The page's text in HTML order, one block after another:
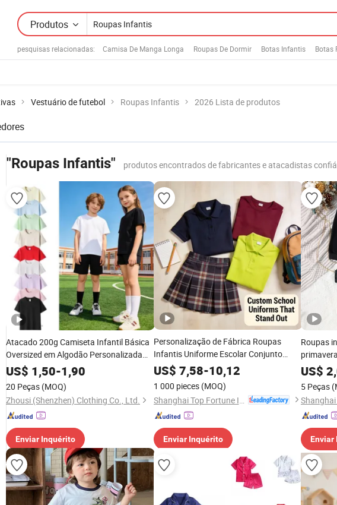
Produtos
pesquisas relacionadas: Camisa De Manga Longa Roupas De Dormir Botas Infantis Botas
Vestuário de futebol Roupas Infantis 2026 Lista de produtos
"Roupas Infantis" produtos encontrados de fabricantes e atacadistas
Atacado 200g Camiseta Infantil Básica
Oversized em Algodão Personalizada
com Impressão e Bordado Suporte OEM
ODM para Roupas Infantis Vestuário
Infantil Camiseta Baju Anak Anak
US$ 1,50-1,90
20 Peças (MOQ)
Zhousi (Shenzhen) Clothing Co., Ltd.
Enviar Inquérito
Personalização de Fábrica Roupas
Infantis Uniforme Escolar Conjunto
Esportivo Ensino Médio Universidade
Jardim de Infância Uniformes Escolares
Roupas para Crianças
US$ 7,58-10,12
1 000 pieces (MOQ)
Enviar Inquérito
Roupas
manga
irregular,
crianças,
US$
5 Peças
Enviar